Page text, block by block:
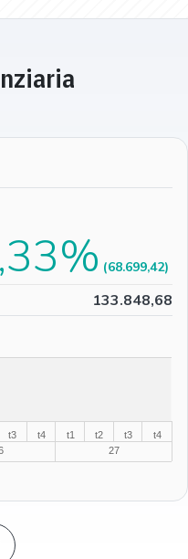
133.848,68
(68.699,42)
t3 t4
t1
27
t2 t3 t4